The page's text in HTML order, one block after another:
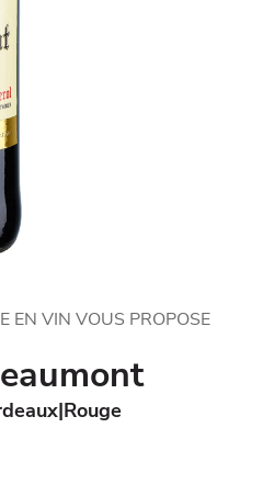
EN VIN VOUS PROPOSE
Rouge